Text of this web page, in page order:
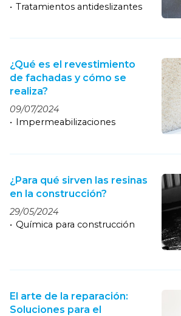
Tratamientos antideslizantes
¿Qué es el revestimiento
de fachadas y cómo se
realiza?
09/07/2024
Impermeabilizaciones
¿Para qué sirven las resinas
en la construcción?
29/05/2024
Química para construcción
El arte de la reparación:
Soluciones para el